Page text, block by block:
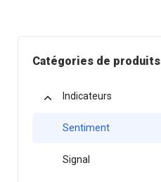
Catégories de produits
Indicateurs
Sentiment
Signal